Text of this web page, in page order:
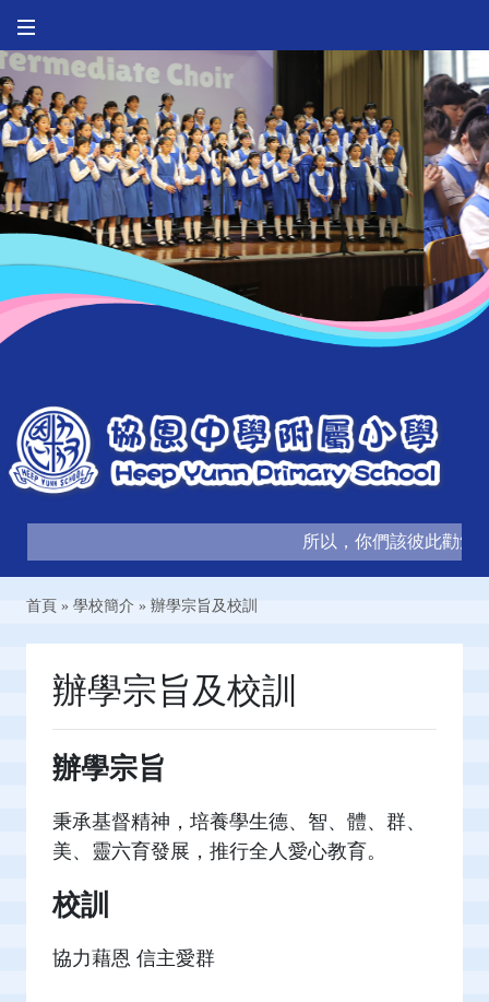
所以，你們該彼此勸勉
首頁 » 學校簡介 » 辦學宗旨及校訓
辦學宗旨及校訓
辦學宗旨
秉承基督精神，培養學生德、智、體、群、
美、靈六育發展，推行全人愛心教育。
校訓
協力藉恩 信主愛群